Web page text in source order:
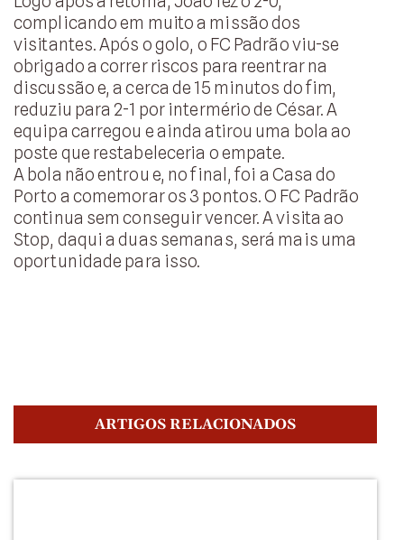
complicando em muito a missão dos
visitantes. Após o golo, o FC Padrão viu-se
obrigado a correr riscos para reentrar na
discussão e, a cerca de 15 minutos do fim,
reduziu para 2-1 por intermério de César. A
equipa carregou e ainda atirou uma bola ao
poste que restabeleceria o empate.
A bola não entrou e, no final, foi a Casa do
Porto a comemorar os 3 pontos. O FC Padrão
continua sem conseguir vencer. A visita ao
Stop, daqui a duas semanas, será mais uma
oportunidade para isso.
ARTIGOS RELACIONADOS